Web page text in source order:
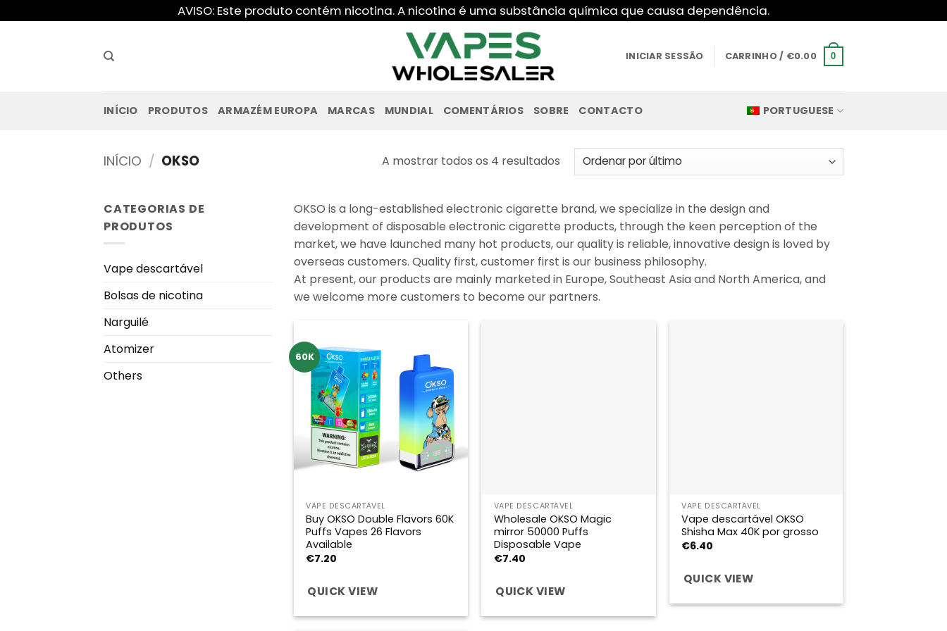
para
AVISO: Este produto contém nicotina. A nicotina é uma substância química que causa dependência.
INICIAR SESSÃO CARRINHO / €0.00 0
INÍCIO PRODUTOS ARMAZÉM EUROPA MARCAS MUNDIAL COMENTÁRIOS SOBRE CONTACTO PORTUGUESE
INÍCIO / OKSO A mostrar todos os 4 resultadosOrdenado
por
CATEGORIAS DE
PRODUTOS
Vape descartável
Bolsas de nicotina
Narguilé
Atomizer
Others
OKSO is a long-established electronic cigarette brand, we specialize in the design and
development of disposable electronic cigarette products, through the keen perception of the
market, we have launched many hot products, our quality is reliable, innovative design is loved by
overseas customers. Quality first, customer first is our business philosophy.
At present, our products are mainly marketed in Europe, Southeast Asia and North America, and
we welcome more customers to become our partners.
60K
VAPE DESCARTÁVEL
Buy OKSO Double Flavors 60K
Puffs Vapes 26 Flavors
Available
€7.20
QUICK VIEW
VAPE DESCARTÁVEL
Wholesale OKSO Magic
mirror 50000 Puffs
Disposable Vape
€7.40
QUICK VIEW
VAPE DESCARTÁVEL
Vape descartável OKSO
Shisha Max 40K por grosso
€6.40
QUICK VIEW